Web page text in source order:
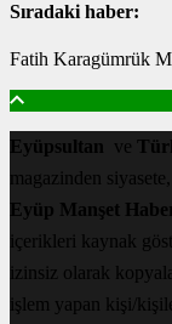
Sıradaki haber:
Fatih Karagümrük
Eyüpsultan ve
magazinden
Eyüp Manşet
içerikleri kaynak
izinsiz olarak
işlem yapan kişi/